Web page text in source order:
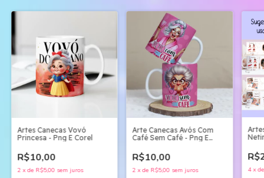
Artes Canecas Vovó
Princesa - Png E Corel
R$10,00
2 xde R$5,00 sem juros
Arte Canecas Avós Com
Café Sem Café - Png E
R$10,00
2 xde R$5,00 sem juros 4 x